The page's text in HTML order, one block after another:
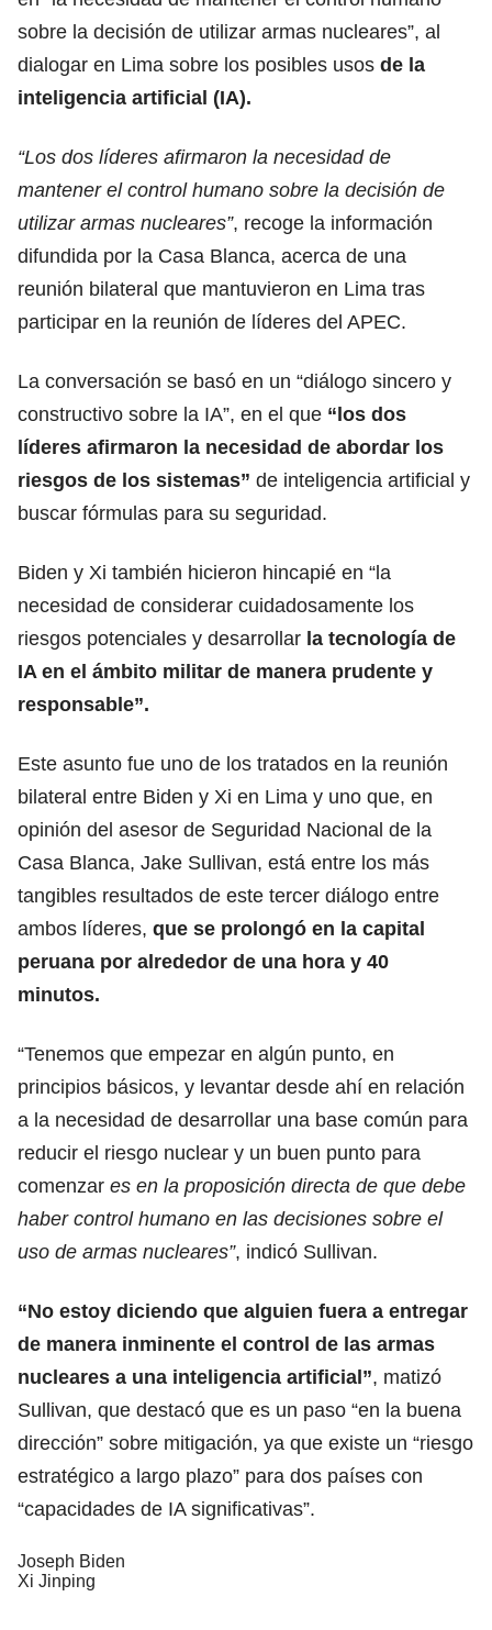
sobre la decisión de utilizar armas nucleares”, al
dialogar en Lima sobre los posibles usos de la
inteligencia artificial (IA).
“Los dos líderes afirmaron la necesidad de
mantener el control humano sobre la decisión de
utilizar armas nucleares”, recoge la información
difundida por la Casa Blanca, acerca de una
reunión bilateral que mantuvieron en Lima tras
participar en la reunión de líderes del APEC.
La conversación se basó en un “diálogo sincero y
constructivo sobre la IA”, en el que “los dos
líderes afirmaron la necesidad de abordar los
riesgos de los sistemas” de inteligencia artificial y
buscar fórmulas para su seguridad.
Biden y Xi también hicieron hincapié en “la
necesidad de considerar cuidadosamente los
riesgos potenciales y desarrollar la tecnología de
IA en el ámbito militar de manera prudente y
responsable”.
Este asunto fue uno de los tratados en la reunión
bilateral entre Biden y Xi en Lima y uno que, en
opinión del asesor de Seguridad Nacional de la
Casa Blanca, Jake Sullivan, está entre los más
tangibles resultados de este tercer diálogo entre
ambos líderes, que se prolongó en la capital
peruana por alrededor de una hora y 40
minutos.
“Tenemos que empezar en algún punto, en
principios básicos, y levantar desde ahí en relación
a la necesidad de desarrollar una base común para
reducir el riesgo nuclear y un buen punto para
comenzar es en la proposición directa de que debe
haber control humano en las decisiones sobre el
uso de armas nucleares”, indicó Sullivan.
“No estoy diciendo que alguien fuera a entregar
de manera inminente el control de las armas
nucleares a una inteligencia artificial”, matizó
Sullivan, que destacó que es un paso “en la buena
dirección” sobre mitigación, ya que existe un “riesgo
estratégico a largo plazo” para dos países con
“capacidades de IA significativas”.
Joseph Biden
Xi Jinping